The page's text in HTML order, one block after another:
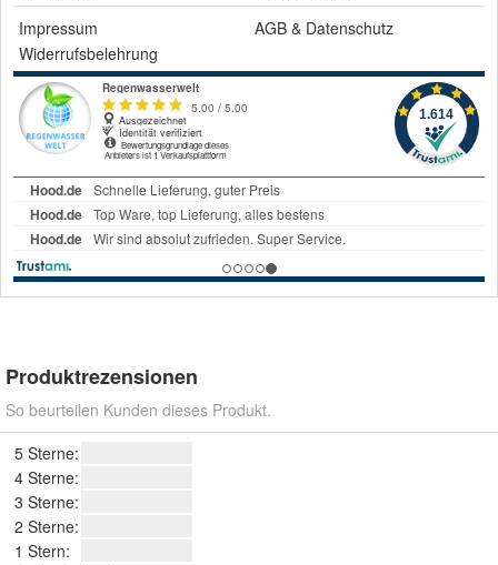
Impressum
AGB & Datenschutz
Widerrufsbelehrung
Produktrezensionen
So beurteilen Kunden dieses Produkt.
5 Sterne:
4 Sterne:
3 Sterne:
2 Sterne:
1 Stern: